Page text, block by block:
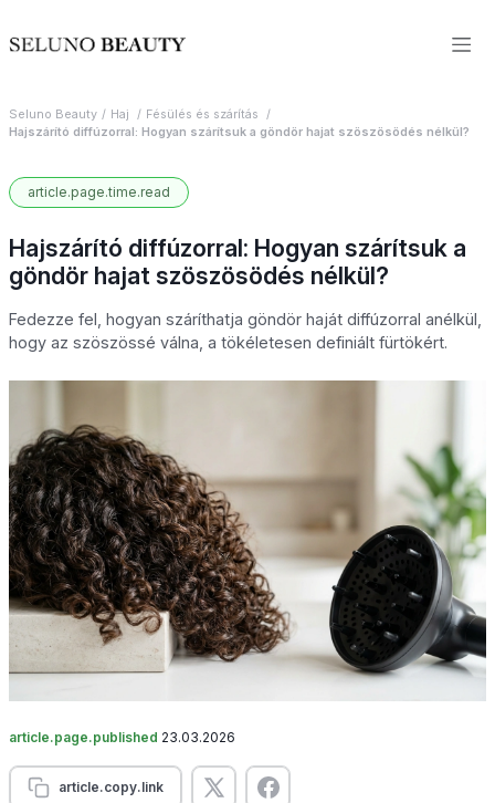
Seluno Beauty Haj
Fésülés és szárítás
Hajszárító diffúzorral: Hogyan szárítsuk a göndör hajat szöszösödés nélkül?
article.page.time.read
Hajszárító diffúzorral: Hogyan szárítsuk a
göndör hajat szöszösödés nélkül?
Fedezze fel, hogyan száríthatja göndör haját diffúzorral anélkül,
hogy az szöszössé válna, a tökéletesen definiált fürtökért.
article.page.published 23.03.2026
article.copy.link